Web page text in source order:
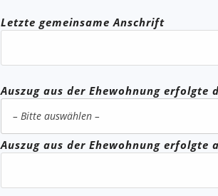
Letzte gemeinsame Anschrift
Auszug aus der Ehewohnung erfolgte
Auszug aus der Ehewohnung erfolgte